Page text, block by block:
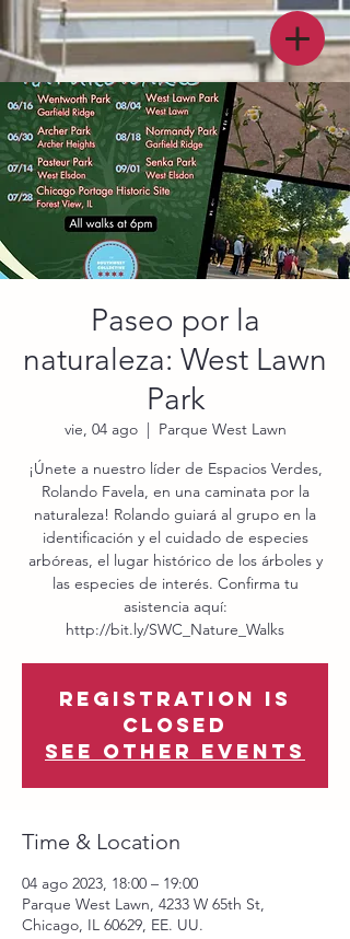
Paseo por la
naturaleza: West Lawn
Park
vie, 04 ago
  |
Parque West Lawn
¡Únete a nuestro líder de Espacios Verdes,
Rolando Favela, en una caminata por la
naturaleza! Rolando guiará al grupo en la
identificación y el cuidado de especies
arbóreas, el lugar histórico de los árboles y
las especies de interés. Confirma tu
asistencia aquí:
http://bit.ly/SWC_Nature_Walks
Registration is
closed
See other events
Time & Location
04 ago 2023, 18:00 – 19:00
Parque West Lawn, 4233 W 65th St,
Chicago, IL 60629, EE. UU.